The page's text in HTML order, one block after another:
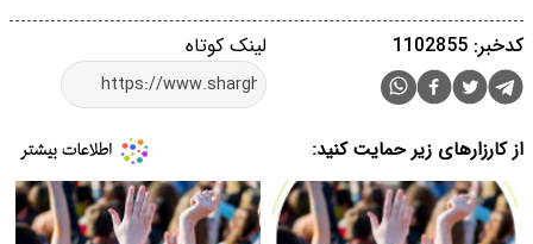
لینک کوتاه کدخبر: 1102855
از کارزارهای زیر حمایت کنید: